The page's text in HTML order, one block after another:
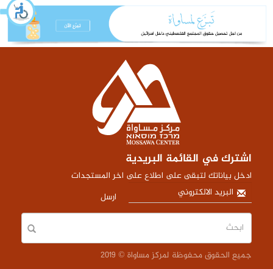
اشترك في القائمة البريدية
ادخل بياناتك لتبقى على اطلاع على اخر المستجدات
ارسل
جميع الحقوق محفوظة لمركز مساواة © 2019